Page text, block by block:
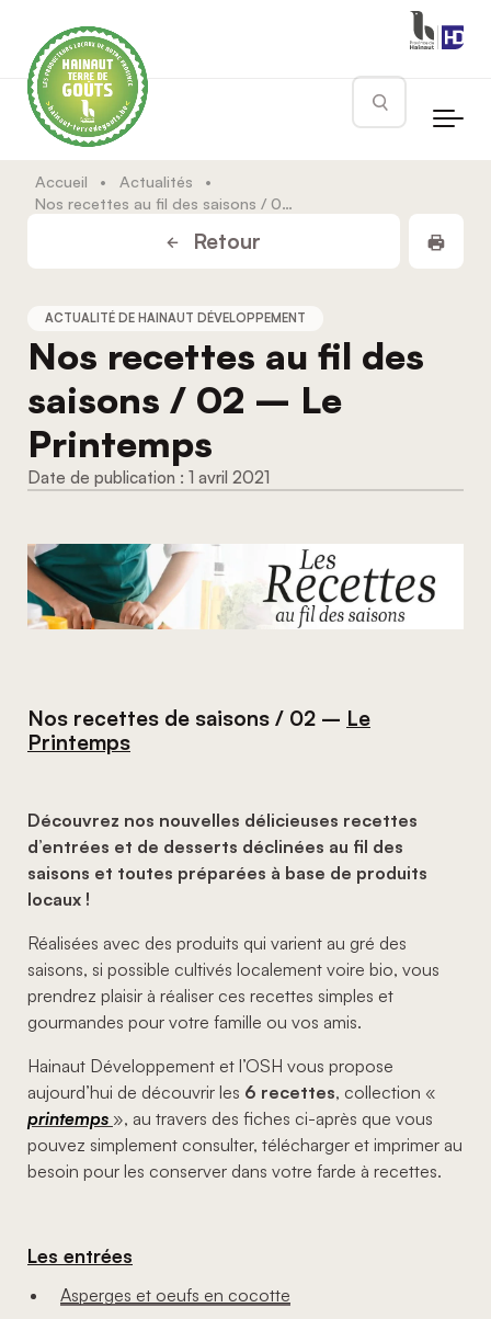
Rechercher
Accueil • Actualités
•
Nos recettes au fil des saisons / 02 – Le Printemps
Retour
ACTUALITÉ DE HAINAUT DÉVELOPPEMENT
Nos recettes au fil des
saisons / 02 – Le
Printemps
1 avril 2021
Nos recettes de saisons / 02 – Le
Printemps
Découvrez nos nouvelles délicieuses recettes
d’entrées et de desserts déclinées au fil des
saisons et toutes préparées à base de produits
locaux !
Réalisées avec des produits qui varient au gré des
saisons, si possible cultivés localement voire bio, vous
prendrez plaisir à réaliser ces recettes simples et
gourmandes pour votre famille ou vos amis.
Hainaut Développement et l’OSH vous propose
aujourd’hui de découvrir les 6 recettes, collection «
printemps », au travers des fiches ci-après que vous
pouvez simplement consulter, télécharger et imprimer au
besoin pour les conserver dans votre farde à recettes.
Les entrées
Asperges et oeufs en cocotte